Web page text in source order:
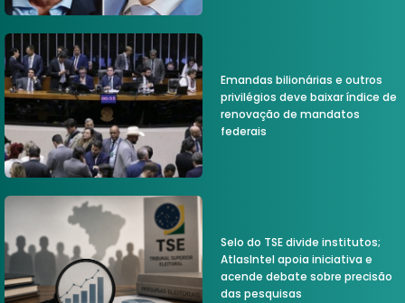
Emandas bilionárias e outros
privilégios deve baixar índice de
renovação de mandatos
federais
Selo do TSE divide institutos;
AtlasIntel apoia iniciativa e
acende debate sobre precisão
das pesquisas